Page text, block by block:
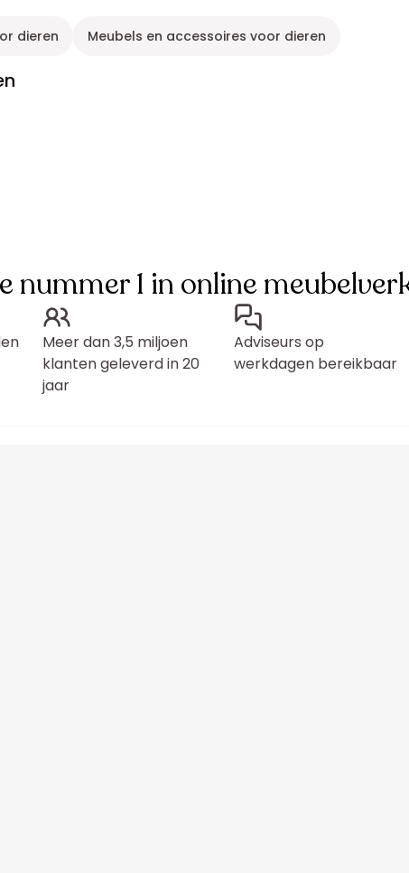
dieren Meubels en accessoires voor dieren
nummer 1 in online
Meer dan 3,5 miljoen
klanten geleverd in 20
jaar
Adviseurs op
werkdagen bereikbaar